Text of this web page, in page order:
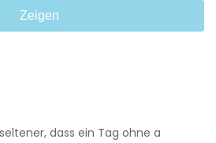
Zeigen
dass ein Tag ohne a